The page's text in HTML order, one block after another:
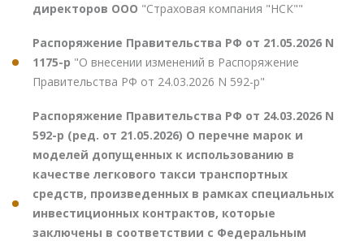
директоров ООО "Страховая компания "НСК""
Распоряжение Правительства РФ от 21.05.2026 N
1175-р "О внесении изменений в Распоряжение
Правительства РФ от 24.03.2026 N 592-р"
Распоряжение Правительства РФ от 24.03.2026 N
592-р (ред. от 21.05.2026) О перечне марок и
моделей допущенных к использованию в
качестве легкового такси транспортных
средств, произведенных в рамках специальных
инвестиционных контрактов, которые
заключены в соответствии с Федеральным